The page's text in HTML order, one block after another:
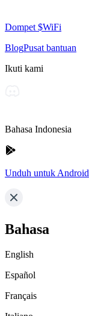
Dompet $WiFi
BlogPusat bantuan
Ikuti kami
Bahasa Indonesia
Unduh untuk Android
Bahasa
English
Español
Français